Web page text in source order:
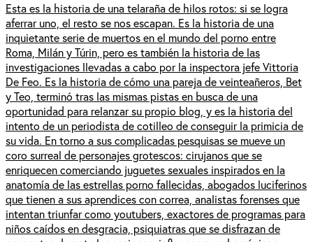
Esta es la historia de una telaraña de hilos rotos: si se logra
aferrar uno, el resto se nos escapan. Es la historia de una
inquietante serie de muertos en el mundo del porno entre
Roma, Milán y Túrin, pero es también la historia de las
investigaciones llevadas a cabo por la inspectora jefe Vittoria
De Feo. Es la historia de cómo una pareja de veinteañeros, Bet
y Teo, terminó tras las mismas pistas en busca de una
oportunidad para relanzar su propio blog, y es la historia del
intento de un periodista de cotilleo de conseguir la primicia de
su vida. En torno a sus complicadas pesquisas se mueve un
coro surreal de personajes grotescos: cirujanos que se
enriquecen comerciando juguetes sexuales inspirados en la
anatomía de las estrellas porno fallecidas, abogados luciferinos
que tienen a sus aprendices con correa, analistas forenses que
intentan triunfar como youtubers, exactores de programas para
niños caídos en desgracia, psiquiatras que se disfrazan de